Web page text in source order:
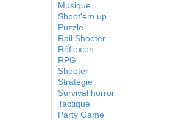
Musique
Shoot'em up
Puzzle
Rail Shooter
Réflexion
RPG
Shooter
Stratégie
Survival horror
Tactique
Party Game